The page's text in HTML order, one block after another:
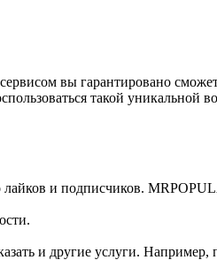
вы гарантировано
такой уникальной
лайков и подписчиков.
и другие услуги.